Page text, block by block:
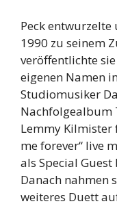
Peck
1990 zu seinem
veröffentlichte
eigenen Namen
Studiomusiker
Nachfolgealbum
Lemmy Kilmister
me forever“ live
als Special
Danach nahmen
weiteres Duett